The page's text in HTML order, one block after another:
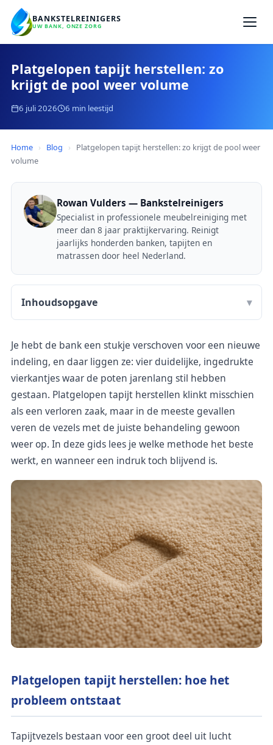
BANKSTELREINIGERS
UW BANK, ONZE ZORG
Platgelopen tapijt herstellen: zo
krijgt de pool weer volume
6 juli 2026 6 min leestijd
Home › Blog ›
Platgelopen tapijt herstellen: zo krijgt de pool weer
volume
Rowan Vulders — Bankstelreinigers
Specialist in professionele meubelreiniging met
meer dan 8 jaar praktijkervaring. Reinigt
jaarlijks honderden banken, tapijten en
matrassen door heel Nederland.
Je hebt de bank een stukje verschoven voor een nieuwe
indeling, en daar liggen ze: vier duidelijke, ingedrukte
vierkantjes waar de poten jarenlang stil hebben
gestaan. Platgelopen tapijt herstellen klinkt misschien
als een verloren zaak, maar in de meeste gevallen
veren de vezels met de juiste behandeling gewoon
weer op. In deze gids lees je welke methode het beste
werkt, en wanneer een indruk toch blijvend is.
Platgelopen tapijt herstellen: hoe het
probleem ontstaat
Tapijtvezels bestaan voor een groot deel uit lucht
Inhoudsopgave